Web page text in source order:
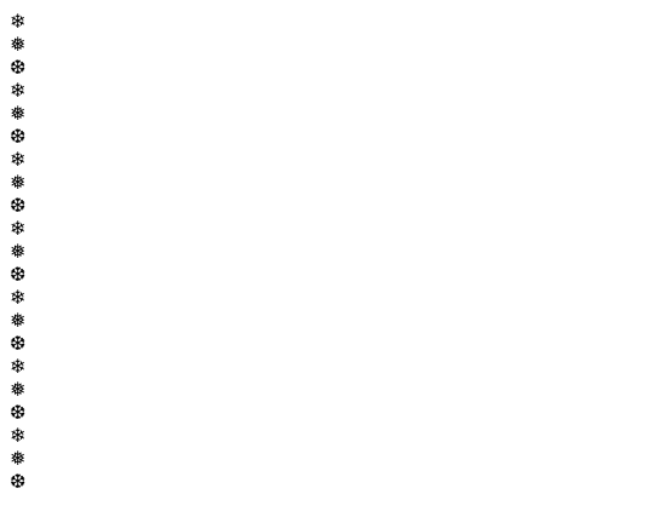
❄
❅
❆
❄
❅
❆
❄
❅
❆
❄
❅
❆
❄
❅
❆
❄
❅
❆
❄
❅
❆